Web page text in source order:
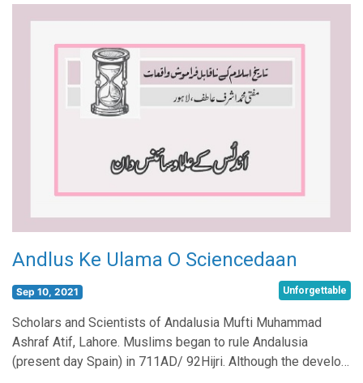
Andlus Ke Ulama O Sciencedaan
Sep 10, 2021 Unforgettable
Scholars and Scientists of Andalusia Mufti Muhammad
Ashraf Atif, Lahore. Muslims began to rule Andalusia
(present day Spain) in 711AD/ 92Hijri. Although the develo…